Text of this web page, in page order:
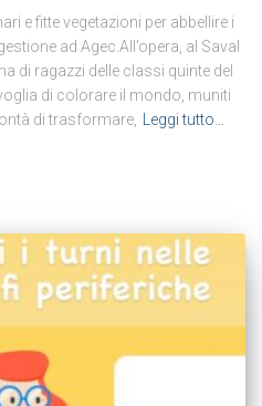
e fitte vegetazioni per abbellire i
ad Agec.All’opera, al Saval
di ragazzi delle classi quinte del
di colorare il mondo, muniti
di trasformare, Leggi tutto…